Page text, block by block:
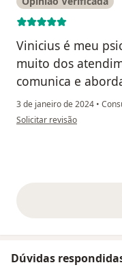
Vinicius é meu
muito dos
comunica e
3 de janeiro de 2024 •
na opinião do utilizador
Solicitar revisão
Dúvidas